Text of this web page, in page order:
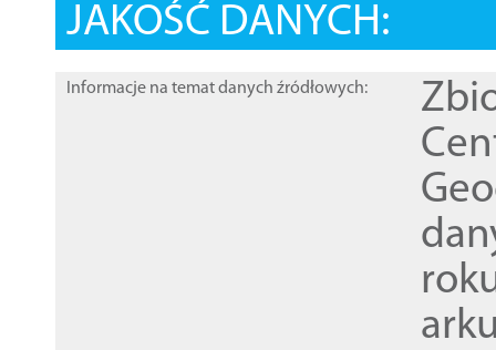
JAKOŚĆ DANYCH:
Informacje na temat danych źródłowych: